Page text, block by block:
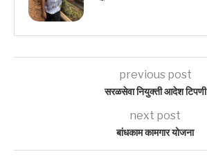
previous post
सरळसेवा नियुक्ती आदेश टिपणी
next post
बांधकाम कामगार योजना